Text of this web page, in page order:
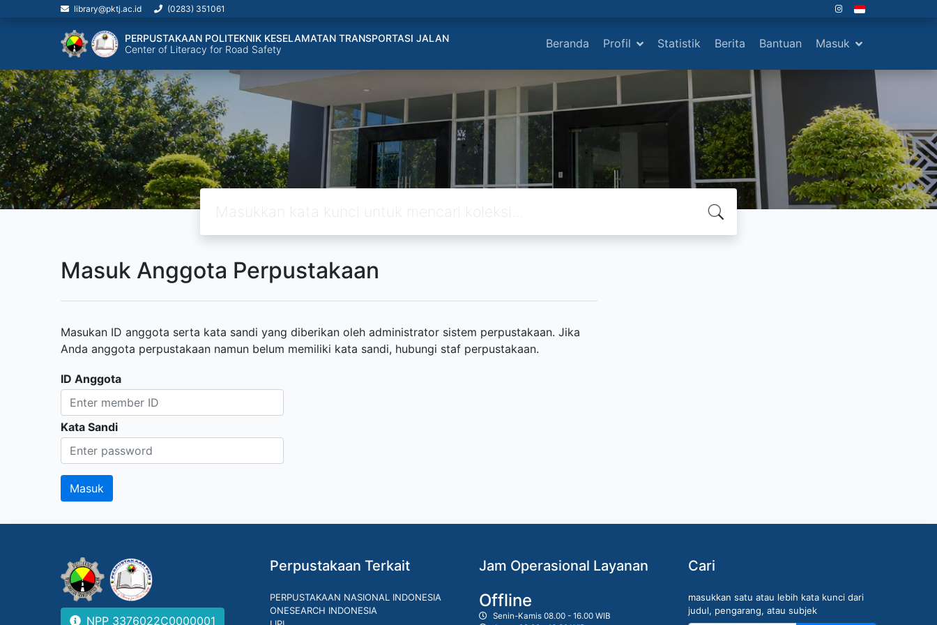
library@pktj.ac.id (0283) 351061
PERPUSTAKAAN POLITEKNIK KESELAMATAN TRANSPORTASI JALAN
Center of Literacy for Road Safety
Beranda Profil Statistik Berita Bantuan Masuk
Masuk Anggota Perpustakaan
Masukan ID anggota serta kata sandi yang diberikan oleh administrator sistem perpustakaan. Jika
Anda anggota perpustakaan namun belum memiliki kata sandi, hubungi staf perpustakaan.
ID Anggota
Kata Sandi
NPP 3376022C0000001
Perpustakaan Terkait
PERPUSTAKAAN NASIONAL INDONESIA
ONESEARCH INDONESIA
Jam Operasional Layanan
Offline
Senin-Kamis 08.00 - 16.00 WIB
Cari
masukkan satu atau lebih kata kunci dari
judul, pengarang, atau subjek